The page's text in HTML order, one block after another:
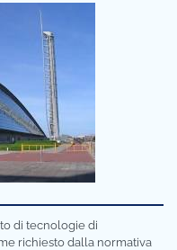
di tecnologie di
richiesto dalla normativa